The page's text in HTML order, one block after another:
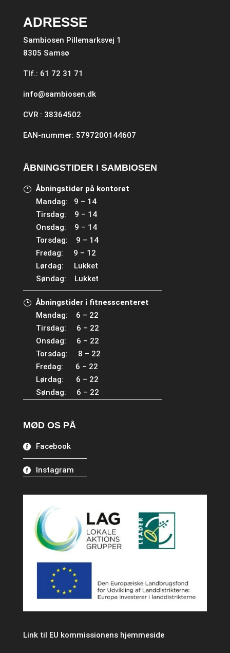
ADRESSE
Sambiosen Pillemarksvej 1
8305 Samsø
Tlf.: 61 72 31 71
info@sambiosen.dk
CVR : 38364502
EAN-nummer: 5797200144607
ÅBNINGSTIDER I SAMBIOSEN
Åbningstider på kontoret
Mandag: 9 – 14
Tirsdag: 9 – 14
Onsdag: 9 – 14
Torsdag: 9 – 14
Fredag: 9 – 12
Lørdag: Lukket
Søndag: Lukket
Åbningstider i fitnesscenteret
Mandag: 6 – 22
Tirsdag: 6 – 22
Onsdag: 6 – 22
Torsdag: 8 – 22
Fredag: 6 – 22
Lørdag: 6 – 22
Søndag: 6 – 22
MØD OS PÅ
Facebook
Instagram
Link til EU kommissionens hjemmeside